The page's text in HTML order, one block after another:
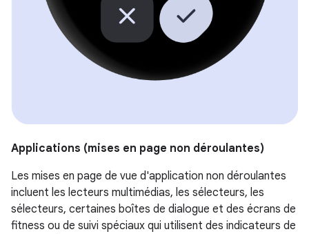
Applications (mises en page non déroulantes)
Les mises en page de vue d'application non déroulantes
incluent les lecteurs multimédias, les sélecteurs, les
sélecteurs, certaines boîtes de dialogue et des écrans de
fitness ou de suivi spéciaux qui utilisent des indicateurs de